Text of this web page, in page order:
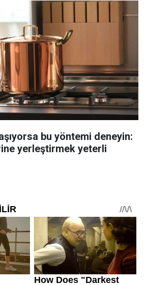
bu yöntemi deneyin:
yerleştirmek yeterli